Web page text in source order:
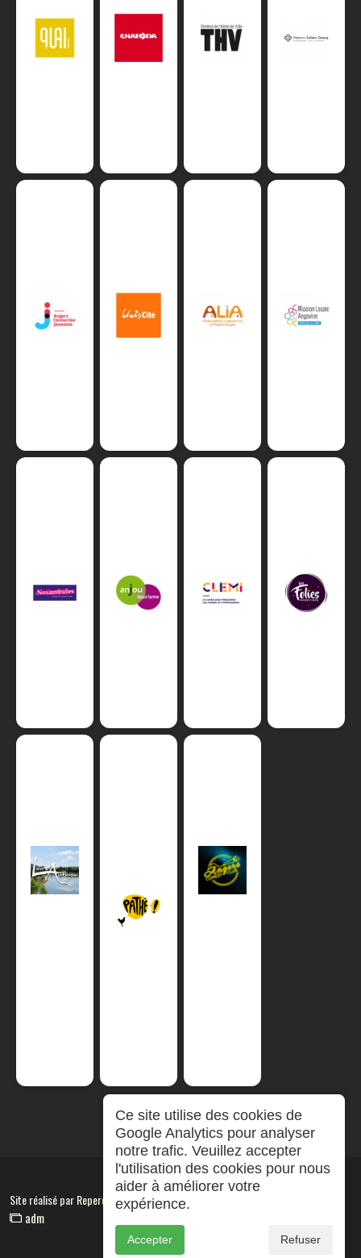
Site réalisé parRepereCom
adm
Ce site utilise des cookies de
Google Analytics pour analyser
notre trafic. Veuillez accepter
l'utilisation des cookies pour nous
aider à améliorer votre
expérience.
Accepter Refuser